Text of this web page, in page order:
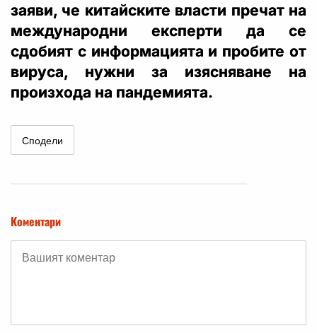
заяви, че китайските власти пречат на
международни експерти да се
сдобият с информацията и пробите от
вируса, нужни за изясняване на
произхода на пандемията.
Сподели
Коментари